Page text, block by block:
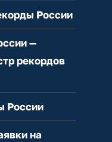
России
—
рекордов
России
на